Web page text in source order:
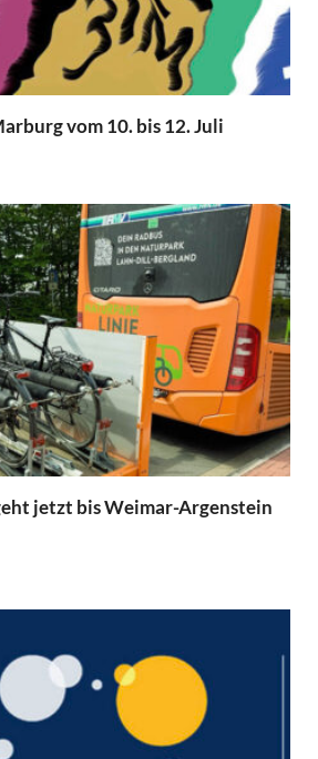
vom 10. bis 12. Juli
jetzt bis Weimar-Argenstein